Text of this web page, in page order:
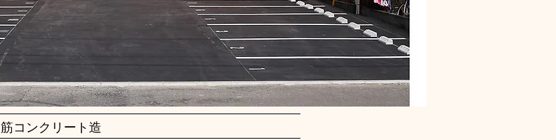
コンクリート造